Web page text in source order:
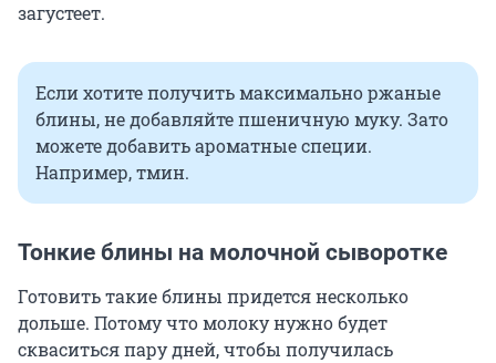
загустеет.
Если хотите получить максимально ржаные
блины, не добавляйте пшеничную муку. Зато
можете добавить ароматные специи.
Например, тмин.
Тонкие блины на молочной сыворотке
Готовить такие блины придется несколько
дольше. Потому что молоку нужно будет
скваситься пару дней, чтобы получилась